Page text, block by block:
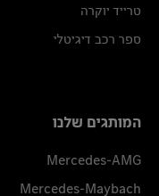
טרייד יוקרה
ספר רכב דיגיטלי
המותגים שלנו
Mercedes-AMG
Mercedes-Maybach